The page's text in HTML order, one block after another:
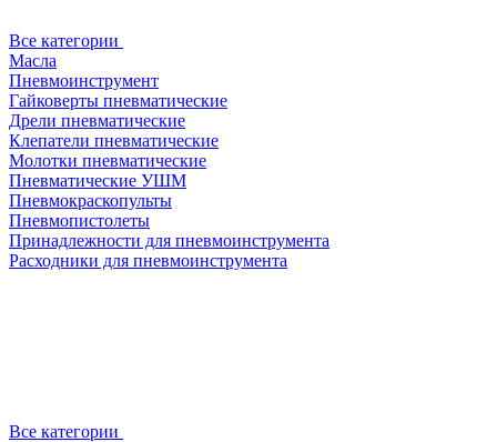
Все категории
Масла
Пневмоинструмент
Гайковерты пневматические
Дрели пневматические
Клепатели пневматические
Молотки пневматические
Пневматические УШМ
Пневмокраскопульты
Пневмопистолеты
Принадлежности для пневмоинструмента
Расходники для пневмоинструмента
Все категории